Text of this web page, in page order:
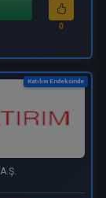
0
Katılım Endeksinde